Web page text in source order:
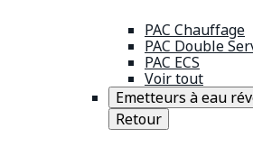
PAC Chauffage
PAC Double
PAC ECS
Voir tout
Emetteurs à eau
Retour